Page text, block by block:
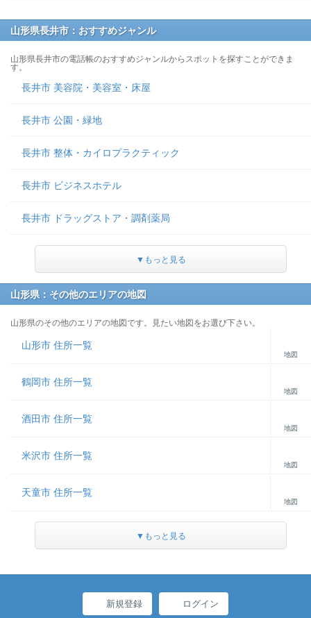
山形県長井市：おすすめジャンル
山形県長井市の電話帳のおすすめジャンルからスポットを探すことができま
す。
長井市 美容院・美容室・床屋
長井市 公園・緑地
長井市 整体・カイロプラクティック
長井市 ビジネスホテル
長井市 ドラッグストア・調剤薬局
▼もっと見る
山形県：その他のエリアの地図
山形県のその他のエリアの地図です。見たい地図をお選び下さい。
山形市 住所一覧
地図
鶴岡市 住所一覧
地図
酒田市 住所一覧
地図
米沢市 住所一覧
地図
天童市 住所一覧
地図
▼もっと見る
新規登録 ログイン